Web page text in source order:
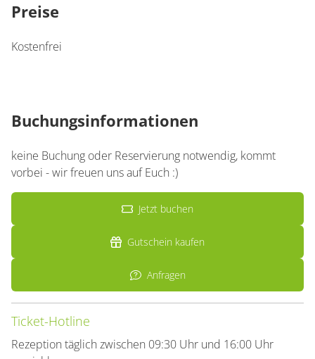
Preise
Kostenfrei
Buchungsinformationen
keine Buchung oder Reservierung notwendig, kommt
vorbei - wir freuen uns auf Euch :)
Jetzt buchen
Gutschein kaufen
Anfragen
Ticket-Hotline
Rezeption täglich zwischen 09:30 Uhr und 16:00 Uhr